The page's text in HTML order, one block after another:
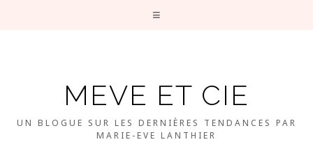
MEVE ET CIE
UN BLOGUE SUR LES DERNIÈRES TENDANCES PAR
MARIE-EVE LANTHIER